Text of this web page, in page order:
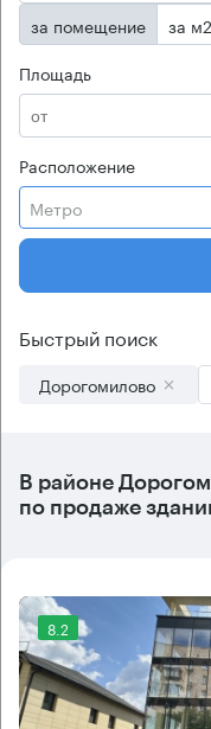
за помещение
за м2
Площадь
Расположение
Метро
Быстрый поиск
Дорогомилово
В районе
по продаже
8.2